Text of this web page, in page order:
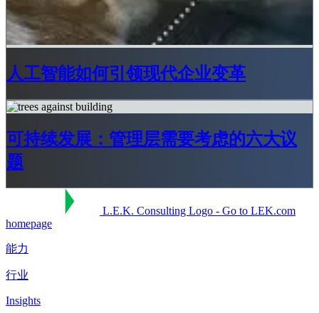
人工智能如何引领现代企业变革
可持续发展：管理层需要考虑的六大议
题
L.E.K. Consulting Logo - Go to LEK.com
homepage
能力
行业
Insights